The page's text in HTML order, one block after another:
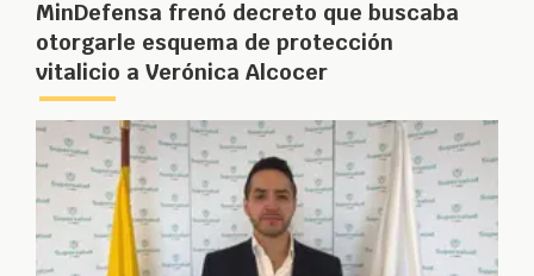
MinDefensa frenó decreto que buscaba
otorgarle esquema de protección
vitalicio a Verónica Alcocer